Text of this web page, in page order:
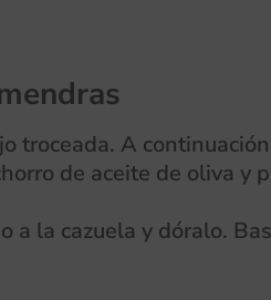
troceada. A
de aceite de oliva y
a la cazuela y dóralo.